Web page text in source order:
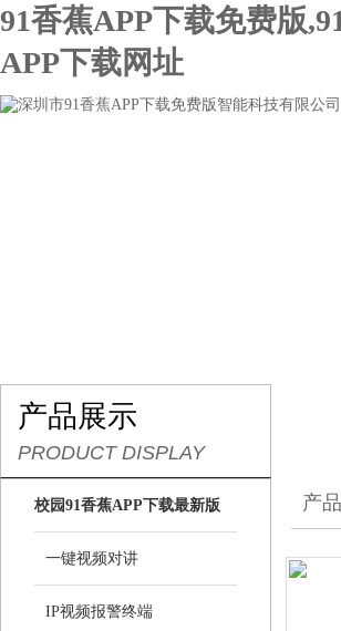
91香蕉APP下载免费版
APP下载网址
产品展示
PRODUCT DISPLAY
校园91香蕉APP下载最新版
一键视频对讲
IP视频报警终端
产